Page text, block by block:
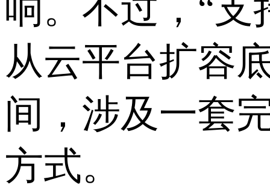
响。不过，“支
从云平台扩容
间，涉及一套
方式。